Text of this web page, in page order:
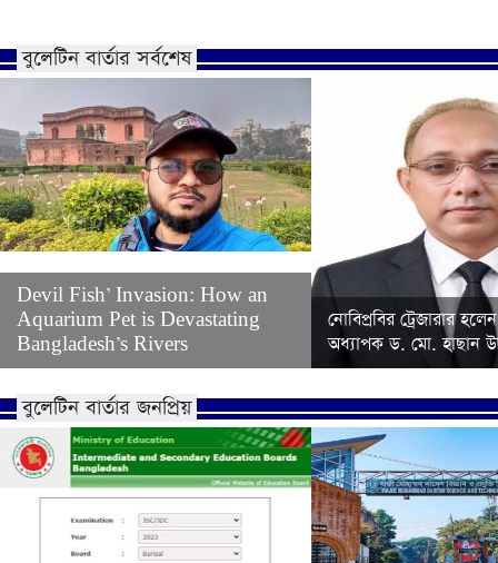
বুলেটিন বার্তার সর্বশেষ
Devil Fish’ Invasion: How an
Aquarium Pet is Devastating
Bangladesh’s Rivers
নোবিপ্রবির ট্রেজারার
অধ্যাপক ড. মো. হাছান
বুলেটিন বার্তার জনপ্রিয়